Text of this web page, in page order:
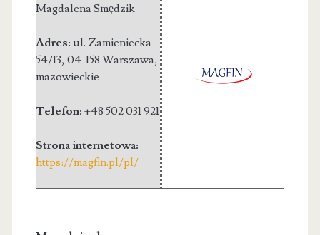
Magdalena Smędzik
Adres: ul. Zamieniecka
54/13, 04-158 Warszawa,
mazowieckie
Telefon: +48 502 031 921
Strona internetowa:
https://magfin.pl/pl/